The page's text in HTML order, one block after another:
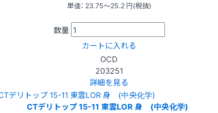
単価： 23.75〜25.2 円(税抜)
数量
カートに入れる
OCD
203251
詳細を見る
CTデリトップ 15-11 東雲LOR 身 (中央化学)